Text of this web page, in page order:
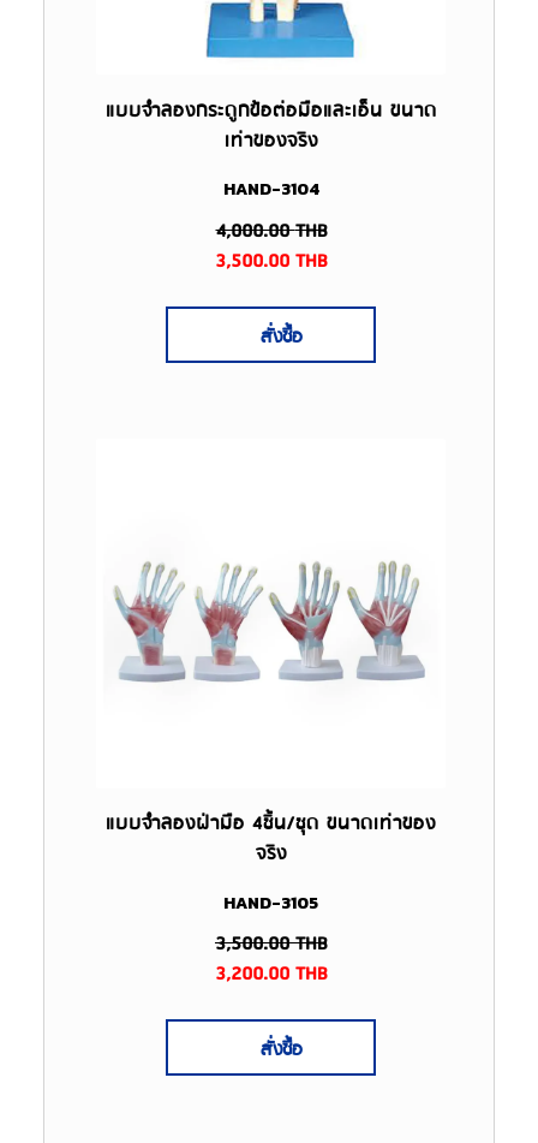
แบบจำลองกระดูกข้อต่อมือและเอ็น ขนาด
เท่าของจริง
HAND-3104
4,000.00THB
3,500.00THB
สั่งซื้อ
แบบจำลองฝ่ามือ 4ชิ้น/ชุด ขนาดเท่าของ
จริง
HAND-3105
3,500.00THB
3,200.00THB
สั่งซื้อ